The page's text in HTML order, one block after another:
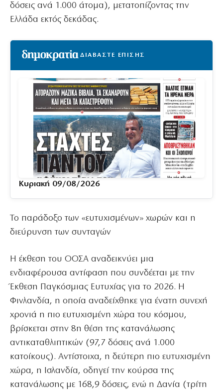
δόσεις ανά 1.000 άτομα), μετατοπίζοντας την
Ελλάδα εκτός δεκάδας.
ΔΙΑΒΑΣΤΕ ΕΠΙΣΗΣ
Κυριακή 09/08/2026
Το παράδοξο των «ευτυχισμένων» χωρών και η
διεύρυνση των συνταγών
Η έκθεση του ΟΟΣΑ αναδεικνύει μια
ενδιαφέρουσα αντίφαση που συνδέεται με την
Έκθεση Παγκόσμιας Ευτυχίας για το 2026. Η
Φινλανδία, η οποία αναδείχθηκε για ένατη συνεχή
χρονιά η πιο ευτυχισμένη χώρα του κόσμου,
βρίσκεται στην 8η θέση της κατανάλωσης
αντικαταθλιπτικών (97,7 δόσεις ανά 1.000
κατοίκους). Αντίστοιχα, η δεύτερη πιο ευτυχισμένη
χώρα, η Ισλανδία, οδηγεί την κούρσα της
κατανάλωσης με 168,9 δόσεις, ενώ η Δανία (τρίτη